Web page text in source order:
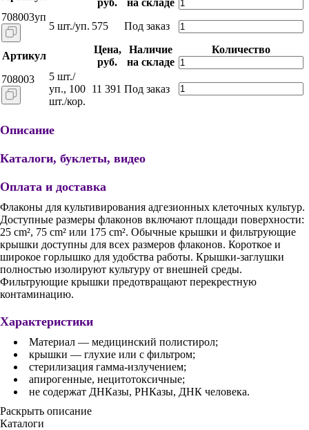
руб.
на складе
708003уп
5 шт./уп. 575 Под заказ
Артикул
Цена,
руб.
Наличие
на складе
Количество
708003
5 шт./
уп., 100
шт./кор.
11 391 Под заказ
Описание
Каталоги, буклеты, видео
Оплата и доставка
Флаконы для культивирования адгезионных клеточных культур.
Доступные размеры флаконов включают площади поверхности:
25 cm², 75 cm² или 175 cm². Обычные крышки и фильтрующие
крышки доступны для всех размеров флаконов. Короткое и
широкое горлышко для удобства работы. Крышки-заглушки
полностью изолируют культуру от внешней среды.
Фильтрующие крышки предотвращают перекрестную
контаминацию.
Характеристики
Материал — медицинский полистирол;
крышки — глухие или с фильтром;
стерилизация гамма-излучением;
апирогенные, нецитотоксичные;
не содержат ДНКазы, РНКазы, ДНК человека.
Раскрыть описание
Каталоги